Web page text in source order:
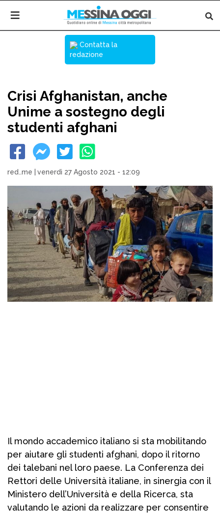
Contatta la
redazione
Crisi Afghanistan, anche
Unime a sostegno degli
studenti afghani
red..me venerdì 27 Agosto 2021 - 12:09
Il mondo accademico italiano si sta mobilitando
per aiutare gli studenti afghani, dopo il ritorno
dei talebani nel loro paese. La Conferenza dei
Rettori delle Università italiane, in sinergia con il
Ministero dell’Università e della Ricerca, sta
valutando le azioni da realizzare per consentire